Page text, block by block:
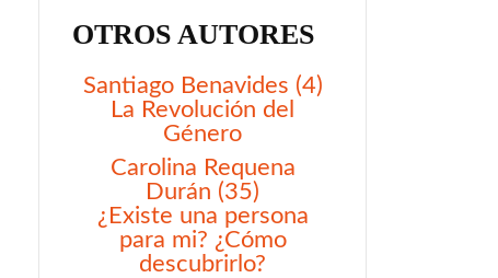
OTROS AUTORES
Santiago Benavides (4)
La Revolución del
Género
Carolina Requena
Durán (35)
¿Existe una persona
para mi? ¿Cómo
descubrirlo?